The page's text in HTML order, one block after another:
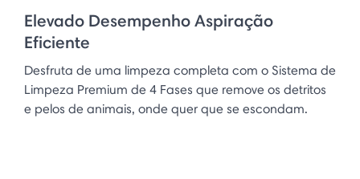
Elevado Desempenho Aspiração
Eficiente
Desfruta de uma limpeza completa com o Sistema de
Limpeza Premium de 4 Fases que remove os detritos
e pelos de animais, onde quer que se escondam.